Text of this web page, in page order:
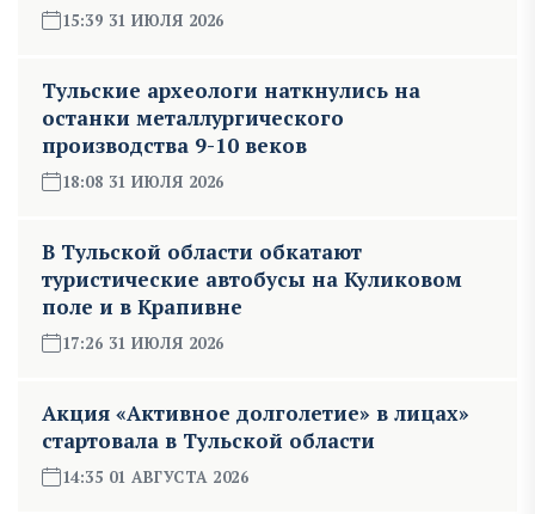
15:39 31 ИЮЛЯ 2026
Тульские археологи наткнулись на
останки металлургического
производства 9-10 веков
18:08 31 ИЮЛЯ 2026
В Тульской области обкатают
туристические автобусы на Куликовом
поле и в Крапивне
17:26 31 ИЮЛЯ 2026
Акция «Активное долголетие» в лицах»
стартовала в Тульской области
14:35 01 АВГУСТА 2026